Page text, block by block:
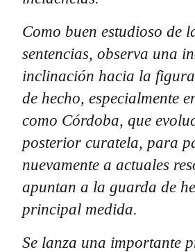
Como buen estudioso de
sentencias, observa una
inclinación hacia la
de hecho, especialmente
como Córdoba, que
posterior curatela, para
nuevamente a actuales
apuntan a la guarda de
principal medida.
Se lanza una importante